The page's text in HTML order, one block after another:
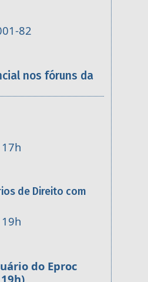
82
nos fóruns da
de Direito com
do Eproc